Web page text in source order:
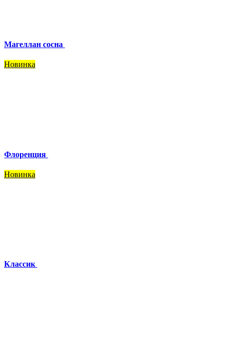
Магеллан сосна
Новинка
Флоренция
Новинка
Классик